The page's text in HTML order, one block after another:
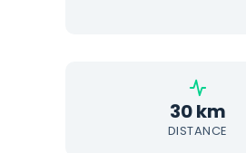
30 km
DISTANCE